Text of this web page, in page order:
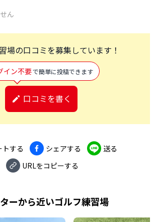
ん
場の口コミを募集しています！
イン不要で簡単に投稿できます
口コミを書く
トする シェアする
送る
URLをコピーする
ーから近いゴルフ練習場